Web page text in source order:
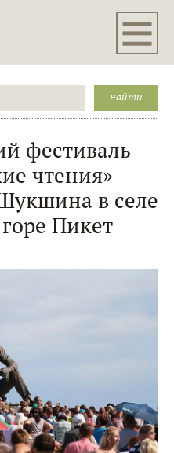
фестиваль
чтения»
в селе
Пикет